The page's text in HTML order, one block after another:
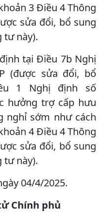
3 Điều 4 Thông
sửa đổi, bổ sung
tư này).
tại Điều 7b Nghị
(được sửa đổi, bổ
1 Nghị định số
hưởng trợ cấp hưu
nghỉ sớm như cách
4 Điều 4 Thông
sửa đổi, bổ sung
tư này).
04/4/2025.
Chính phủ